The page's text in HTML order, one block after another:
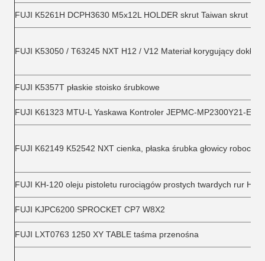
FUJI K5261H DCPH3630 M5x12L HOLDER skrut Taiwan skrut
FUJI K53050 / T63245 NXT H12 / V12 Materiał korygujący
FUJI K5357T płaskie stoisko śrubkowe
FUJI K61323 MTU-L Yaskawa Kontroler JEPMC-MP2300Y21-E
FUJI K62149 K52542 NXT cienka, płaska śrubka głowicy roboczej
FUJI KH-120 oleju pistoletu rurociągów prostych twardych rur
FUJI KJPC6200 SPROCKET CP7 W8X2
FUJI LXT0763 1250 XY TABLE taśma przenośna